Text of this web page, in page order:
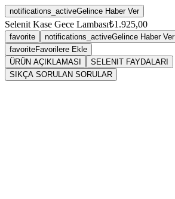
notifications_activeGelince Haber Ver
Selenit Kase Gece Lambası₺1.925,00
favorite notifications_activeGelince Haber Ver
favoriteFavorilere Ekle
ÜRÜN AÇIKLAMASI
SELENIT FAYDALARI
SIKÇA SORULAN SORULAR